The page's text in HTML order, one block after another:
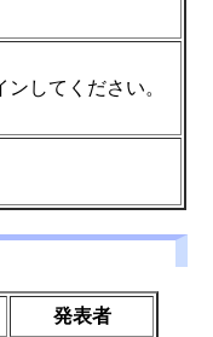
してください。
発表者